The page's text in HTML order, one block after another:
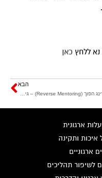
נא ללחץ כאן
הבא
ארגונית
איכות ותקינה
ארגוניים
לשיפור תהליכים